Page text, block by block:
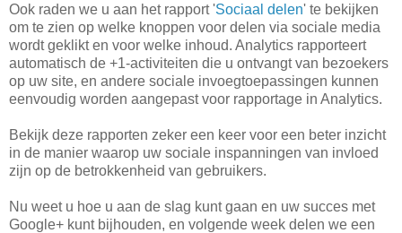
Ook raden we u aan het rapport 'Sociaal delen' te bekijken
om te zien op welke knoppen voor delen via sociale media
wordt geklikt en voor welke inhoud. Analytics rapporteert
automatisch de +1-activiteiten die u ontvangt van bezoekers
op uw site, en andere sociale invoegtoepassingen kunnen
eenvoudig worden aangepast voor rapportage in Analytics.
Bekijk deze rapporten zeker een keer voor een beter inzicht
in de manier waarop uw sociale inspanningen van invloed
zijn op de betrokkenheid van gebruikers.
Nu weet u hoe u aan de slag kunt gaan en uw succes met
Google+ kunt bijhouden, en volgende week delen we een